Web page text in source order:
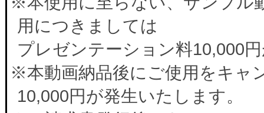
用につきましては
プレゼンテーション料10,000
※本動画納品後にご使用をキャ
10,000円が発生いたします。